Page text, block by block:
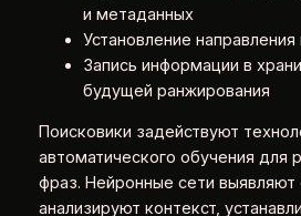
и метаданных
Установление
Запись информации в
будущей ранжирования
Поисковики задействуют
автоматического обучения для
фраз. Нейронные сети выявляют
анализируют контекст,